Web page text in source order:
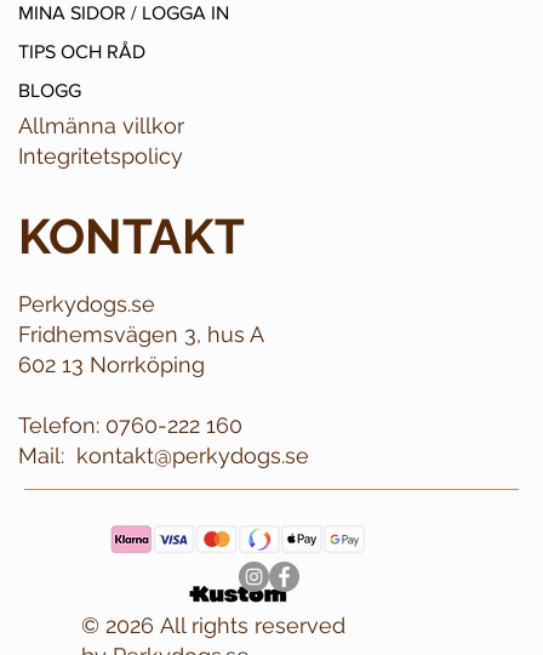
MINA SIDOR / LOGGA IN
TIPS OCH RÅD
BLOGG
Allmänna villkor
Integritetspolicy
KONTAKT
Perkydogs.se
Fridhemsvägen 3, hus A
602 13 Norrköping
Telefon: 0760-222 160
kontakt@perkydogs.se
Mail:
© 2026 All rights reserved